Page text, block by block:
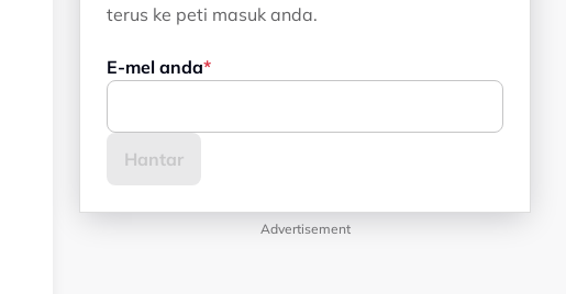
terus ke peti masuk anda.
E-mel anda
Advertisement